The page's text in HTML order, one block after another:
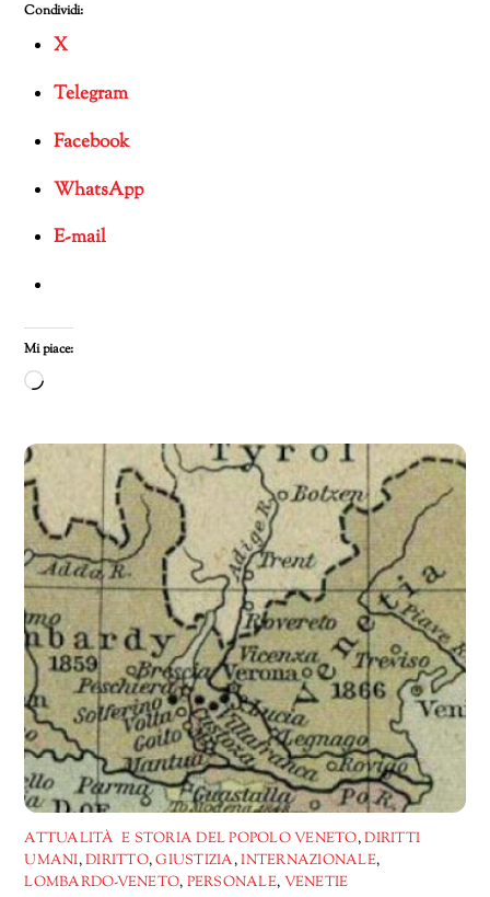
Condividi:
X
Telegram
Facebook
WhatsApp
E-mail
Mi piace:
Caricamento
corso…
ATTUALITÀ E STORIA DEL POPOLO VENETO,DIRITTI
UMANI,DIRITTO,GIUSTIZIA,INTERNAZIONALE,
LOMBARDO-VENETO, PERSONALE, VENETIE